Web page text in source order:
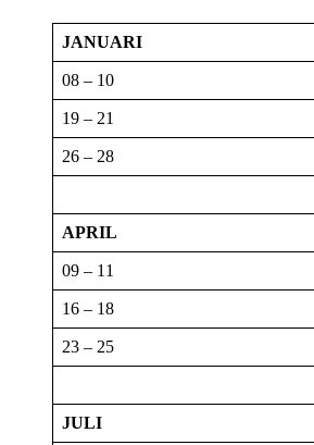
JANUARI
08 – 10
19 – 21
26 – 28
APRIL
09 – 11
16 – 18
23 – 25
JULI